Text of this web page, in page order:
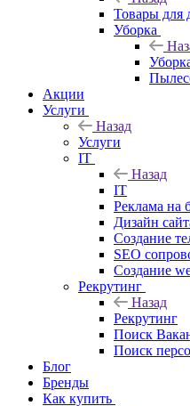
Товары для
Уборка
Акции
Услуги
Назад
Услуги
IT
Назад
IT
Реклама на
Дизайн
Создание
SEO
Создание
Рекрутинг
Назад
Рекрутинг
Поиск
Поиск
Блог
Бренды
Как купить